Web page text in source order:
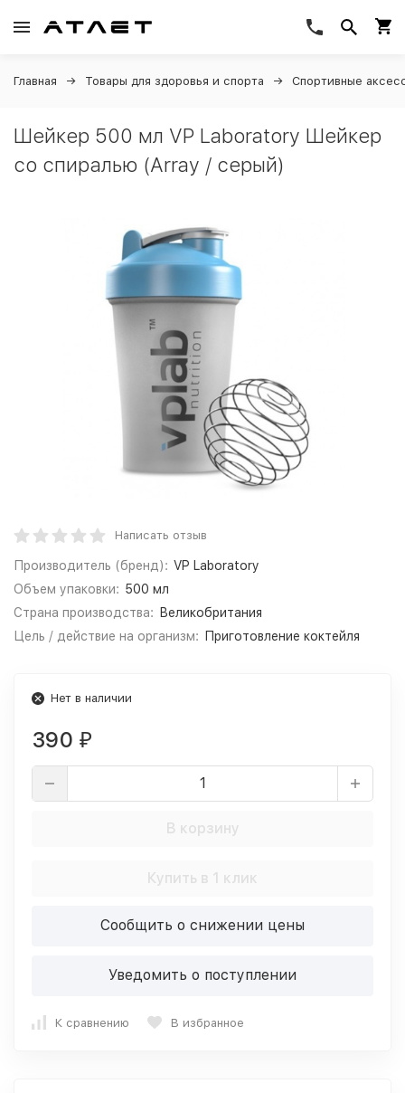
Главная Товары для здоровья и спорта Спортивные
Шейкер 500 мл VP Laboratory Шейкер
со спиралью (Array / серый)
Написать отзыв
Производитель (бренд): VP Laboratory
Объем упаковки: 500 мл
Страна производства:
Великобритания
Цель / действие на организм:
Приготовление коктейля
Нет в наличии
390 ₽
В корзину
Купить в 1 клик
Сообщить о снижении цены
Уведомить о поступлении
К сравнению В избранное